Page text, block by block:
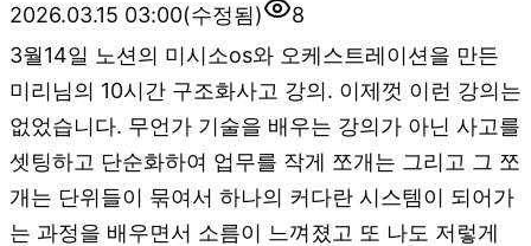
2026.03.15 03:00(수정됨)
8
3월14일 노션의 미시소os와 오케스트레이션을 만든
미리님의 10시간 구조화사고 강의. 이제껏 이런 강의는
없었습니다. 무언가 기술을 배우는 강의가 아닌 사고를
셋팅하고 단순화하여 업무를 작게 쪼개는 그리고 그 쪼
개는 단위들이 묶여서 하나의 커다란 시스템이 되어가
는 과정을 배우면서 소름이 느껴졌고 또 나도 저렇게